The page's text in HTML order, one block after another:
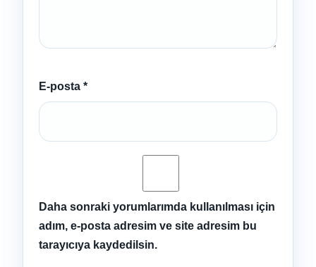
E-posta *
Daha sonraki yorumlarımda kullanılması için
adım, e-posta adresim ve site adresim bu
tarayıcıya kaydedilsin.